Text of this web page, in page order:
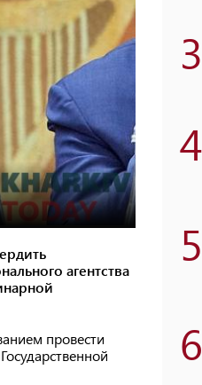
агентства
провести
3
4
5
6